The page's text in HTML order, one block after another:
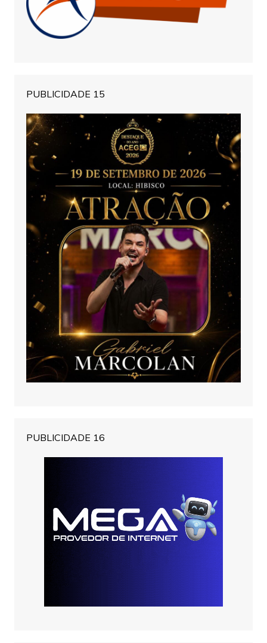
PUBLICIDADE 15
PUBLICIDADE 16